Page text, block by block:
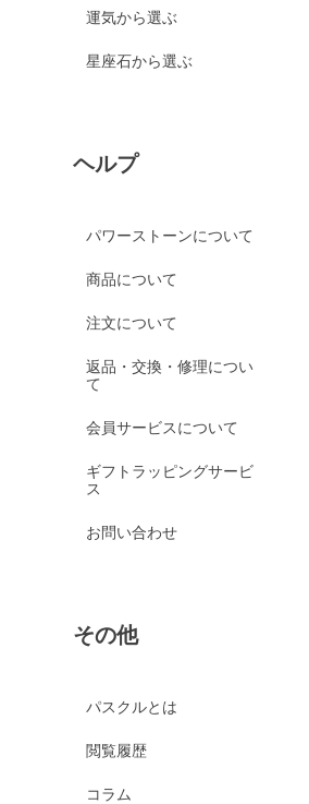
運気から選ぶ
星座石から選ぶ
ヘルプ
パワーストーンについて
商品について
注文について
返品・交換・修理につい
て
会員サービスについて
ギフトラッピングサービ
ス
お問い合わせ
その他
パスクルとは
閲覧履歴
コラム